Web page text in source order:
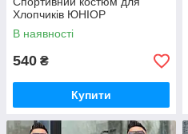
Хлопчиків ЮНІОР
В наявності
540 ₴
Купити